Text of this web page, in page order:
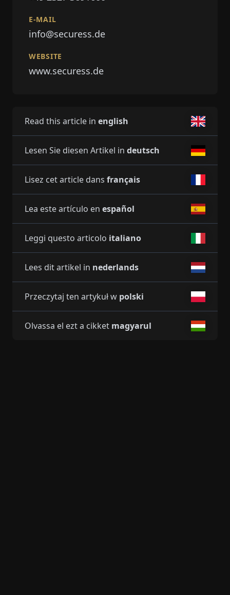
E-MAIL
info@securess.de
WEBSITE
www.securess.de
Read this article in english
Lesen Sie diesen Artikel in deutsch
Lisez cet article dans français
Lea este artículo en español
Leggi questo articolo italiano
Lees dit artikel in nederlands
Przeczytaj ten artykuł w polski
Olvassa el ezt a cikket magyarul